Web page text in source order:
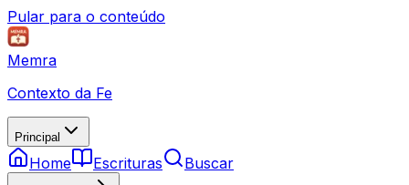
Pular para o conteúdo
Memra
Contexto da Fe
Principal
Home Escrituras Buscar